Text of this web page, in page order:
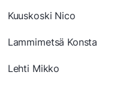
Kuuskoski Nico
Lammimetsä Konsta
Lehti Mikko